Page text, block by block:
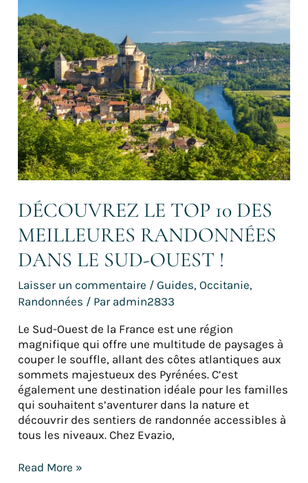
DÉCOUVREZ LE TOP 10 DES
MEILLEURES RANDONNÉES
DANS LE SUD-OUEST !
Laisser un commentaire /Guides,Occitanie,
Randonnées / Par admin2833
Le Sud-Ouest de la France est une région
magnifique qui offre une multitude de paysages à
couper le souffle, allant des côtes atlantiques aux
sommets majestueux des Pyrénées. C’est
également une destination idéale pour les familles
qui souhaitent s’aventurer dans la nature et
découvrir des sentiers de randonnée accessibles à
tous les niveaux. Chez Evazio,
le
TOP
10
des
meilleures
randonnées
dans
le
Sud-
Ouest !
Read More »